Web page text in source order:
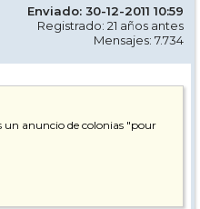
Enviado: 30-12-2011 10:59
Registrado: 21 años antes
Mensajes: 7.734
un anuncio de colonias "pour